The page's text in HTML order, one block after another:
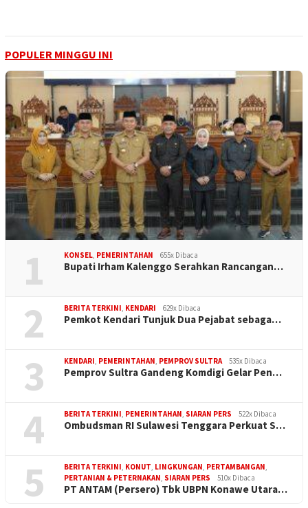
POPULER MINGGU INI
1 KONSEL PEMERINTAHAN 655x Dibaca
Bupati Irham Kalenggo Serahkan Rancangan…
2 BERITA TERKINI KENDARI 629x Dibaca
Pemkot Kendari Tunjuk Dua Pejabat sebaga…
3 KENDARI PEMERINTAHAN PEMPROV SULTRA 535x Dibaca
Pemprov Sultra Gandeng Komdigi Gelar Pen…
4 BERITA TERKINI PEMERINTAHAN SIARAN PERS 522x Dibaca
Ombudsman RI Sulawesi Tenggara Perkuat S…
5 BERITA TERKINI KONUT LINGKUNGAN PERTAMBANGAN
PERTANIAN & PETERNAKAN SIARAN PERS 510x Dibaca
PT ANTAM (Persero) Tbk UBPN Konawe Utara…